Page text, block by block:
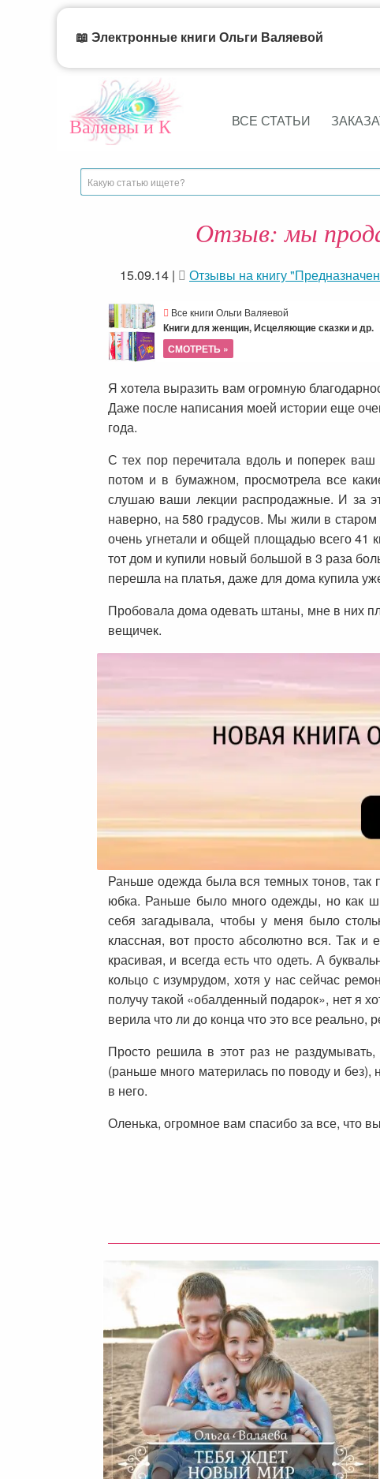
Валяевы и К ВСЕ СТАТЬИ
Отзыв: мы
15.09.14 | Отзывы на книгу
Все книги Ольги Валяевой
Книги для женщин, Исцеляющие сказки и др.
СМОТРЕТЬ »
Я хотела выразить вам огромную
Даже после написания моей истории еще
года.
С тех пор перечитала вдоль и поперек
потом и в бумажном, просмотрела все
слушаю ваши лекции распродажные. И за
наверно, на 580 градусов. Мы жили в
очень угнетали и общей площадью всего 41
тот дом и купили новый большой в 3 раза
перешла на платья, даже для дома купила
Пробовала дома одевать штаны, мне в них
вещичек.
Раньше одежда была вся темных тонов, так
юбка. Раньше было много одежды, но как
себя загадывала, чтобы у меня было
классная, вот просто абсолютно вся. Так
красивая, и всегда есть что одеть. А
кольцо с изумрудом, хотя у нас сейчас
получу такой «обалденный подарок», нет я
верила что ли до конца что это все реально,
Просто решила в этот раз не раздумывать,
(раньше много материлась по поводу и без),
в него.
Оленька, огромное вам спасибо за все, что
📖 Электронные книги Ольги Валяевой